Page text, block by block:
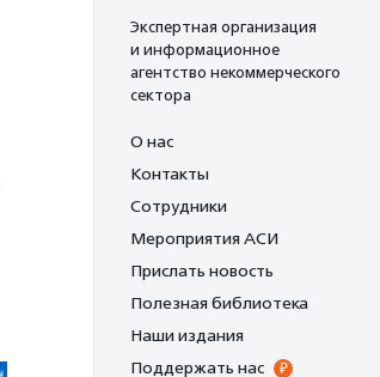
Экспертная организация
и информационное
агентство некоммерческого
сектора
О нас
Контакты
Сотрудники
Мероприятия АСИ
Прислать новость
Полезная библиотека
Наши издания
Поддержать нас